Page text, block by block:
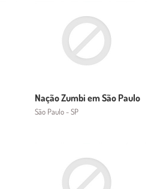
Nação Zumbi em São Paulo
São Paulo - SP